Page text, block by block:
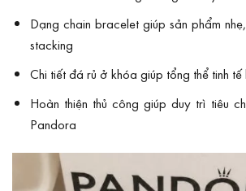
Dạng chain bracelet giúp sản phẩm
stacking
Chi tiết đá rủ ở khóa giúp tổng thể tinh tế
Hoàn thiện thủ công giúp duy trì tiêu
Pandora